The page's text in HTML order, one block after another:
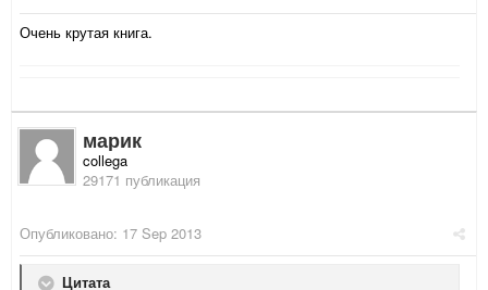
Очень крутая книга.
марик
collega
29171 публикация
Опубликовано: 17 Sep 2013
Цитата